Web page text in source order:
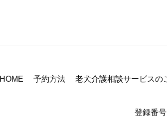
HOME 予約方法 老犬介護相談サービスの
登録番